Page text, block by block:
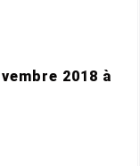
2018 à